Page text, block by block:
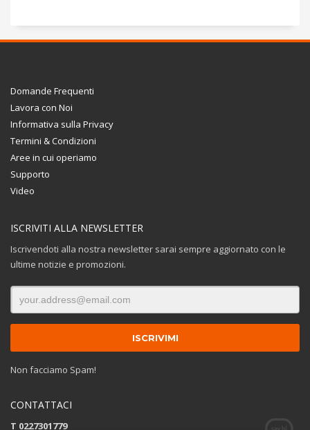
Domande Frequenti
Lavora con Noi
Informativa sulla Privacy
Termini & Condizioni
Aree in cui operiamo
Supporto
Video
ISCRIVITI ALLA NEWSLETTER
Iscrivendoti alla nostra newsletter sarai sempre aggiornato con le
ultime notizie e promozioni.
Non facciamo Spam!
CONTATTACI
T 0227301779